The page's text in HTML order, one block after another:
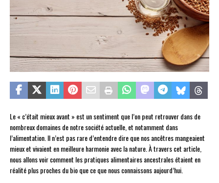
Le « c’était mieux avant » est un sentiment que l’on peut retrouver dans de
nombreux domaines de notre société actuelle, et notamment dans
l’alimentation. Il n’est pas rare d’entendre dire que nos ancêtres mangeaient
mieux et vivaient en meilleure harmonie avec la nature. À travers cet article,
nous allons voir comment les pratiques alimentaires ancestrales étaient en
réalité plus proches du bio que ce que nous connaissons aujourd’hui.